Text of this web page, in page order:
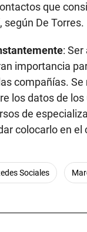
que
según De Torres.
:
importancia
compañías. Se
los datos de
de
colocarlo en el
Sociales